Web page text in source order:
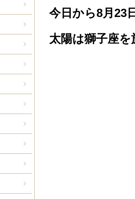
今日から8月23
太陽は獅子座